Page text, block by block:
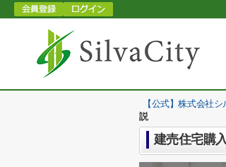
【公式】株式会社
説
建売住宅購